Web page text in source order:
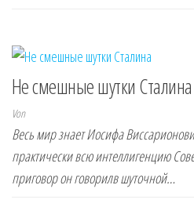
Не смешные шутки Сталина
Von
Весь мир знает Иосифа
практически всю интеллигенцию
приговор он говорилв шуточной…